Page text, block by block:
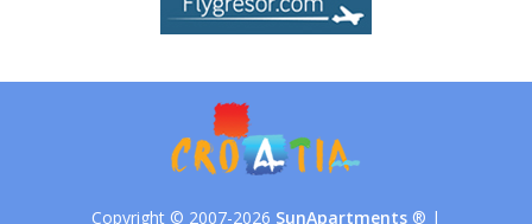
Copyright © 2007-2026 SunApartments ® |